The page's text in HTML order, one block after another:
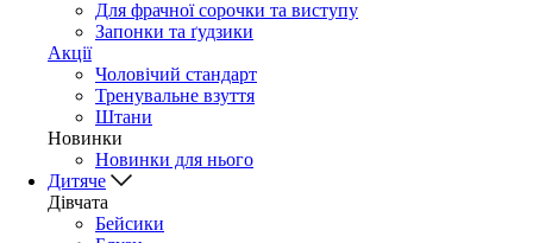
Для фрачної сорочки та виступу
Запонки та ґудзики
Акції
Чоловічий стандарт
Тренувальне взуття
Штани
Новинки
Новинки для нього
Дитяче
Дівчата
Бейсики